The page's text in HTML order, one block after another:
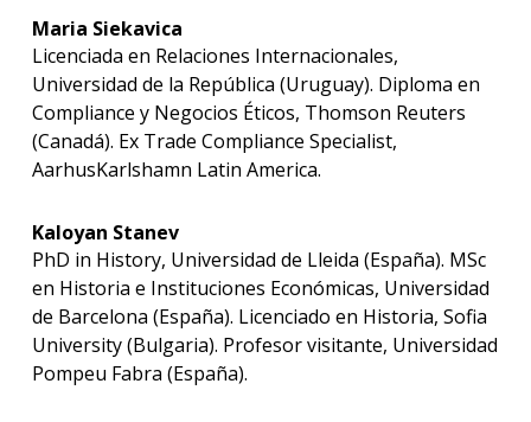
Maria Siekavica
Licenciada en Relaciones Internacionales,
Universidad de la República (Uruguay). Diploma en
Compliance y Negocios Éticos, Thomson Reuters
(Canadá). Ex Trade Compliance Specialist,
AarhusKarlshamn Latin America.
Kaloyan Stanev
PhD in History, Universidad de Lleida (España). MSc
en Historia e Instituciones Económicas, Universidad
de Barcelona (España). Licenciado en Historia, Sofia
University (Bulgaria). Profesor visitante, Universidad
Pompeu Fabra (España).